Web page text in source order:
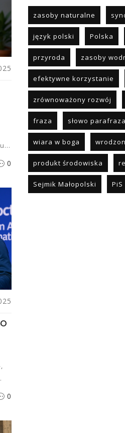
0
0
zasoby naturalne
język polski Polska
przyroda zasoby
efektywne korzystanie
zrównoważony rozwój
fraza słowo parafraza
wiara w boga
produkt środowiska
Sejmik Małopolski PiS